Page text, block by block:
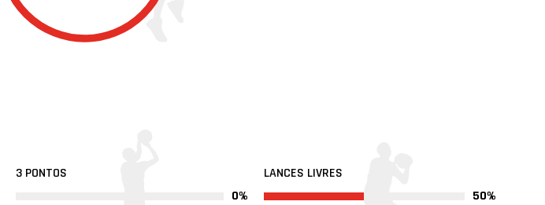
3 PONTOS
0%
LANCES LIVRES
50%